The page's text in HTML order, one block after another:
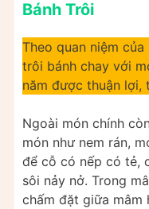
Bánh Trôi
Theo quan niệm
trôi bánh chay với
năm được thuận lợi,
Ngoài món chính
món như nem rán,
để cỗ có nếp có tẻ,
sôi nảy nở. Trong
chấm đặt giữa